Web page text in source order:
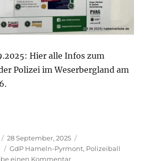
Hier alle Infos zum
Polizei im Weserbergland am
2026 der GdP Hameln-
Veröffentlicht
am
28 September, 2025
Schlagwörter
GdP Hameln-Pyrmont, Polizeiball
einen Kommentarzu